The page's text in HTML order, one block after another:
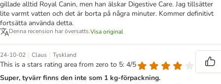
gillade alltid Royal Canin, men han älskar Digestive Care. Jag tillsätter
lite varmt vatten och det är borta på några minuter. Kommer definitivt
fortsätta använda detta.
Denna recension har översatts.Visa original
24-10-02 | Claus | Tyskland
This is a stars rating area from zero to 5: 4/5
Super, tyvärr finns den inte som 1 kg-förpackning.